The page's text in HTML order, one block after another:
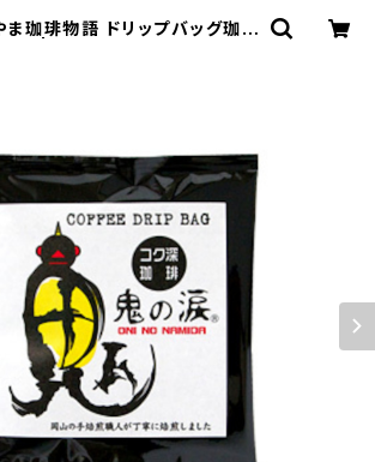
ま珈琲物語 ドリップバッグ珈琲